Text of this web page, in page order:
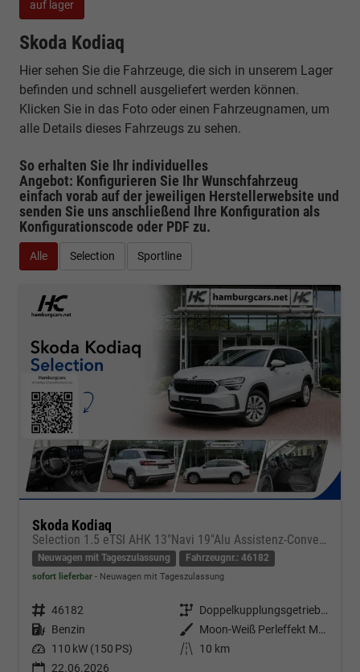
auf lager
Skoda Kodiaq
Hier sehen Sie die Fahrzeuge, die sich in unserem Lager
befinden und schnell ausgeliefert werden können.
Klicken Sie in das Foto oder einen Fahrzeugnamen, um
alle Details dieses Fahrzeugs zu sehen.
So erhalten Sie Ihr individuelles
Angebot: Konfigurieren Sie Ihr Wunschfahrzeug
einfach vorab auf der jeweiligen Herstellerwebsite und
senden Sie uns anschließend Ihre Konfiguration als
Konfigurationscode oder PDF zu.
Alle Selection Sportline
Skoda Kodiaq
Selection 1.5 eTSI AHK 13"Navi 19"Alu Assistenz-Convenience-WinterP
Neuwagen mit Tageszulassung Fahrzeugnr.: 46182
sofort lieferbar Neuwagen mit Tageszulassung
Fahrzeugnr. 46182 Getriebe
Doppelkupplungsgetriebe (DSG)
Kraftstoff Benzin Außenfarbe
Moon-Weiß Perleffekt Metallic
Leistung 110 kW (150 PS) Kilometerstand
10 km
22.06.2026